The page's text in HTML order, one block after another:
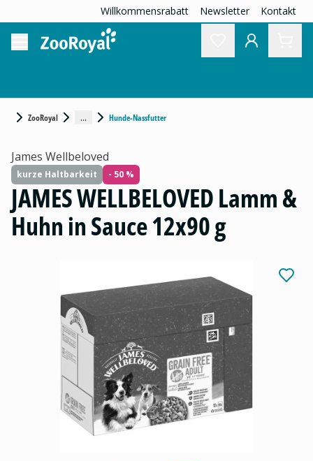
Willkommensrabatt Newsletter Kontakt
ZooRoyal ... Hunde-Nassfutter
James Wellbeloved
kurze Haltbarkeit - 50 %
JAMES WELLBELOVED Lamm &
Huhn in Sauce 12x90 g